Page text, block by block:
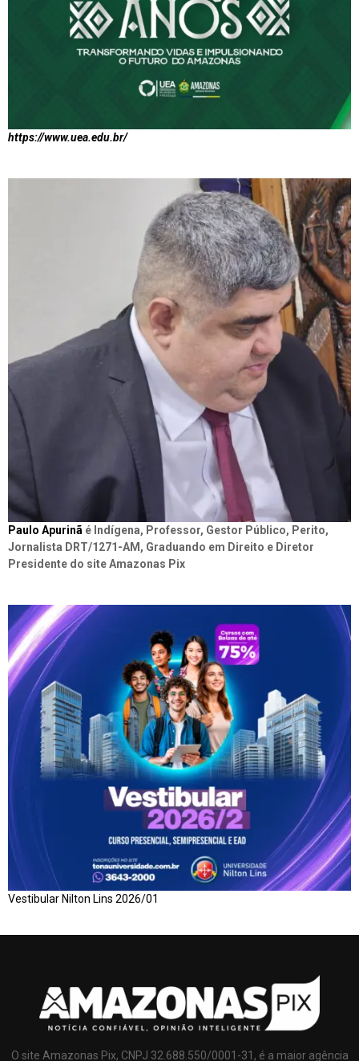
https://www.uea.edu.br/
Paulo Apurinã é Indígena, Professor, Gestor Público, Perito,
Jornalista DRT/1271-AM, Graduando em Direito e Diretor
Presidente do site Amazonas Pix
Vestibular Nilton Lins 2026/01
O site Amazonas Pix, CNPJ 32.688.550/0001-31, é a maior agência